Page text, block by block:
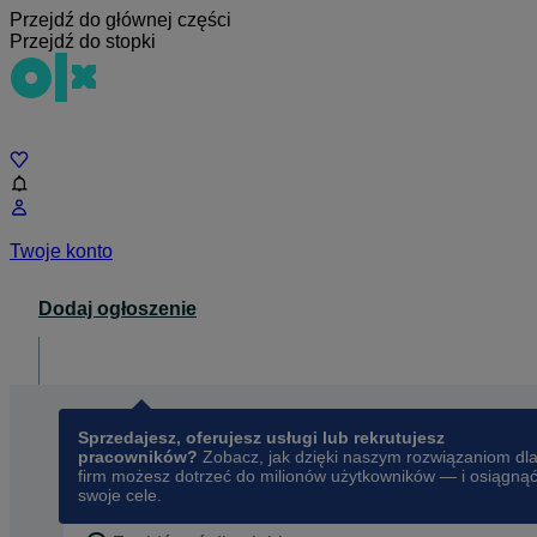
Przejdź do głównej części
Przejdź do stopki
Twoje konto
Dodaj ogłoszenie
Sprzedajesz, oferujesz usługi lub rekrutujesz
pracowników? Zobacz, jak dzięki naszym rozwiązaniom dla
firm możesz dotrzeć do milionów użytkowników — i osiągnąć
swoje cele.